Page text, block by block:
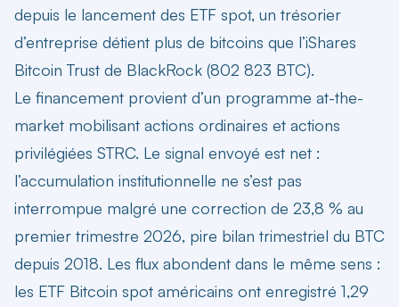
depuis le lancement des ETF spot, un trésorier
d’entreprise détient plus de bitcoins que l’iShares
Bitcoin Trust de BlackRock (802 823 BTC).
Le financement provient d’un programme at-the-
market mobilisant actions ordinaires et actions
privilégiées STRC. Le signal envoyé est net :
l’accumulation institutionnelle ne s’est pas
interrompue malgré une correction de 23,8 % au
premier trimestre 2026, pire bilan trimestriel du BTC
depuis 2018. Les flux abondent dans le même sens :
les ETF Bitcoin spot américains ont enregistré 1,29